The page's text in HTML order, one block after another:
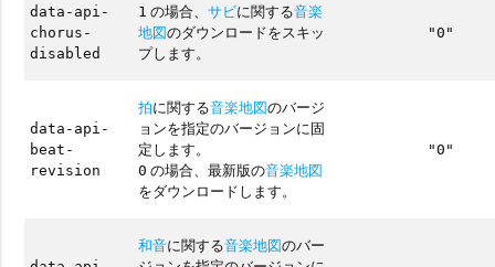
data-api-
chorus-
disabled
1 の場合、サビに関する音楽
地図のダウンロードをスキッ
プします。
"0"
data-api-
beat-
revision
拍に関する音楽地図のバージ
ョンを指定のバージョンに固
定します。
0 の場合、最新版の音楽地図
をダウンロードします。
"0"
和音に関する音楽地図のバー